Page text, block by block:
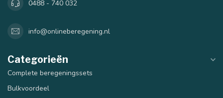
0488 - 740 032
info@onlineberegening.nl
Categorieën
Complete beregeningssets
Bulkvoordeel